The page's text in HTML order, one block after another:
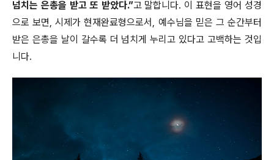
넘치는 은총을 받고 또 받았다.”고 말합니다. 이 표현을 영어 성경
으로 보면, 시제가 현재완료형으로서, 예수님을 믿은 그 순간부터
받은 은총을 날이 갈수록 더 넘치게 누리고 있다고 고백하는 것입
니다.